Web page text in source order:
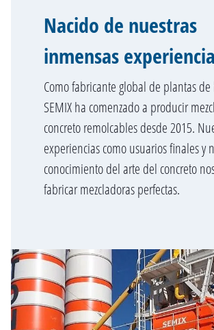
Nacido de nuestras
inmensas
Como fabricante global de plantas
SEMIX ha comenzado a producir
concreto remolcables desde 2015.
experiencias como usuarios finales y
conocimiento del arte del concreto
fabricar mezcladoras perfectas.